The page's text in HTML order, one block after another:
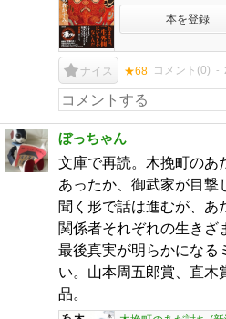
本を登録
ナイス ★68 コメント(0)
ぼっちゃん
文庫で再読。木挽町のあ
あったか、御武家が目撃
聞く形で話は進むが、あ
関係者それぞれの生きざ
最後真実が明らかになる
い。山本周五郎賞、直木
品。